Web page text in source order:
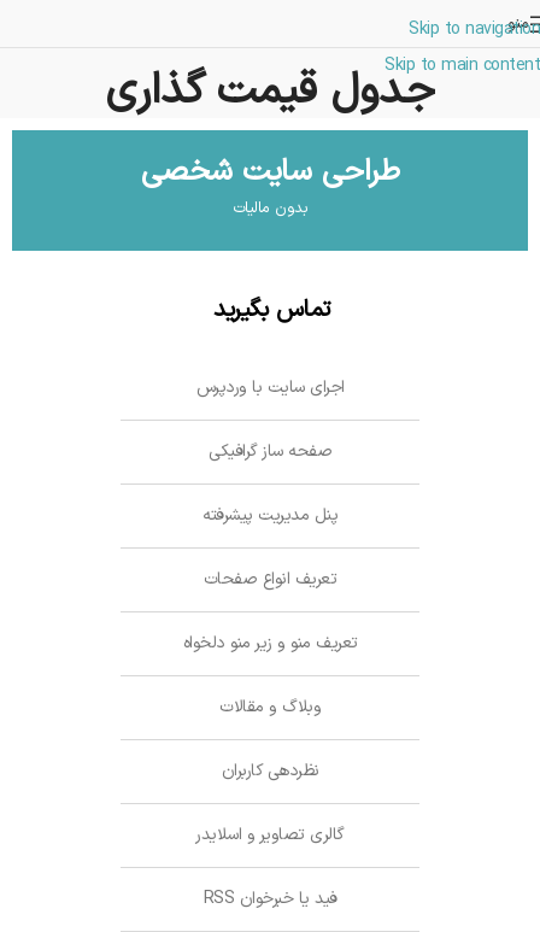
Skip to navigation
Skip to main content
منو
جدول قیمت گذاری
طراحی سایت شخصی
بدون مالیات
تماس بگیرید
اجرای سایت با وردپرس
صفحه ساز گرافیکی
پنل مدیریت پیشرفته
تعریف انواع صفحات
تعریف منو و زیر منو دلخواه
وبلاگ و مقالات
نظردهی کاربران
گالری تصاویر و اسلایدر
فید یا خبرخوان RSS